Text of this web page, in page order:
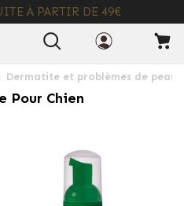
À PARTIR DE 49€
Dermatite et problèmes de peau
Pour Chien